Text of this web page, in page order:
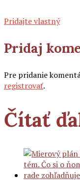
Pridajte vlastný
Pridaj
Pre pridanie
registrovať.
Čítať